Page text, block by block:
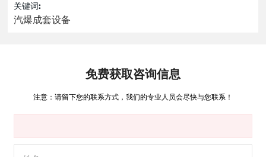
关键词:
汽爆成套设备
免费获取咨询信息
注意：请留下您的联系方式，我们的专业人员会尽快与您联系！